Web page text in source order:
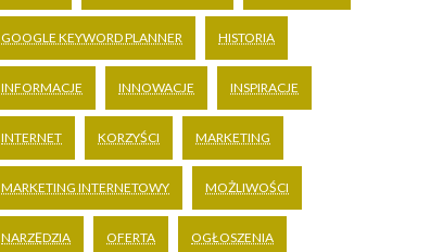
GOOGLE KEYWORD PLANNER HISTORIA
INFORMACJE INNOWACJE INSPIRACJE
INTERNET KORZYŚCI MARKETING
MARKETING INTERNETOWY MOŻLIWOŚCI
NARZĘDZIA OFERTA OGŁOSZENIA